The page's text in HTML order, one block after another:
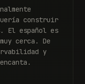
construir
El español es
cerca. De
y